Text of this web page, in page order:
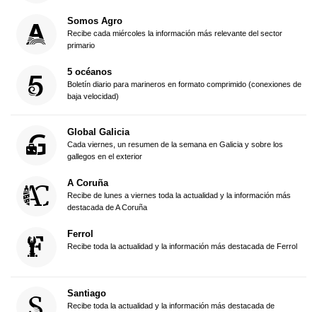
Somos Agro
Recibe cada miércoles la información más relevante del sector
primario
5 océanos
Boletín diario para marineros en formato comprimido (conexiones de
baja velocidad)
Global Galicia
Cada viernes, un resumen de la semana en Galicia y sobre los
gallegos en el exterior
A Coruña
Recibe de lunes a viernes toda la actualidad y la información más
destacada de A Coruña
Ferrol
Recibe toda la actualidad y la información más destacada de Ferrol
Santiago
Recibe toda la actualidad y la información más destacada de